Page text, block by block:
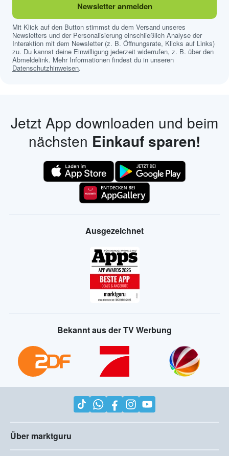
Newsletter anmelden
Mit Klick auf den Button stimmst du dem Versand unseres
Newsletters und der Personalisierung einschließlich Analyse der
Interaktion mit dem Newsletter (z. B. Öffnungsrate, Klicks auf Links)
zu. Du kannst deine Einwilligung jederzeit widerrufen, z. B. über den
Abmeldelink. Mehr Informationen findest du in unseren
Datenschutzhinweisen.
Jetzt App downloaden und beim
nächsten Einkauf sparen!
Ausgezeichnet
Bekannt aus der TV Werbung
Über marktguru